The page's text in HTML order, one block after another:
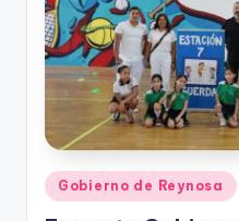
Publicado
en
Gobierno de Reynosa